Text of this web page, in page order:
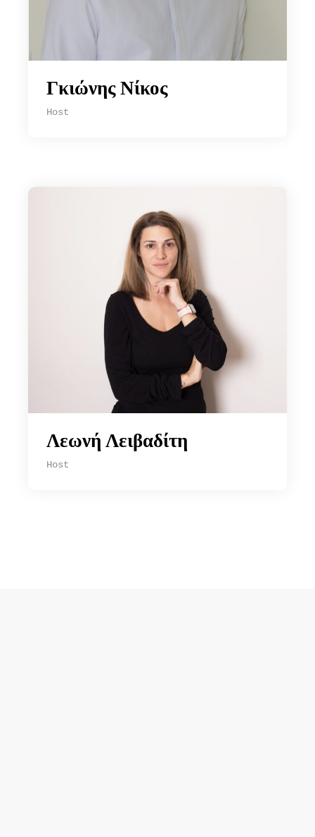
Γκιώνης Νίκος
Host
Λεωνή Λειβαδίτη
Host